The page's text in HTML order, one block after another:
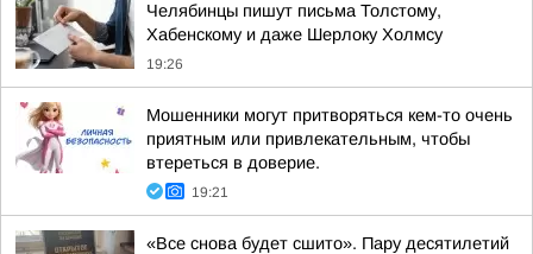
Челябинцы пишут письма Толстому,
Хабенскому и даже Шерлоку Холмсу
19:26
Мошенники могут притворяться кем-то очень
приятным или привлекательным, чтобы
втереться в доверие.
19:21
«Все снова будет сшито». Пару десятилетий